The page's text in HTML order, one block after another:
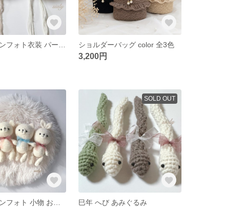
ショルダーバッグ color 全3色
3,200円
SOLD OUT
巳年 へび あみぐるみ